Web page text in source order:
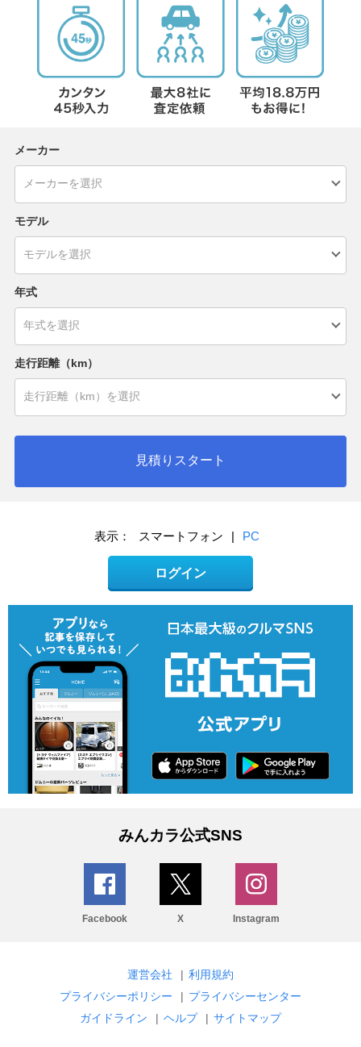
メーカー
モデル
年式
走行距離（km）
見積りスタート
表示： スマートフォン | PC
ログイン
みんカラ公式SNS
Facebook X Instagram
運営会社 | 利用規約
プライバシーポリシー
| プライバシーセンター
ガイドライン
| ヘルプ | サイトマップ